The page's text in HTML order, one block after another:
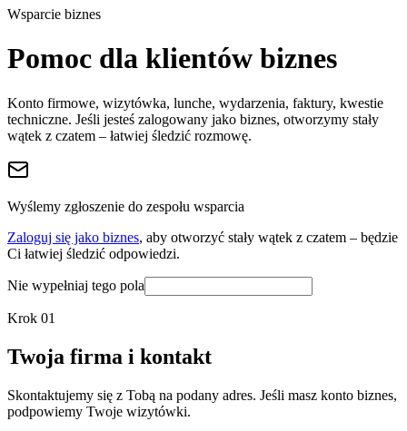
Wsparcie biznes
Pomoc dla klientów biznes
Konto firmowe, wizytówka, lunche, wydarzenia, faktury, kwestie
techniczne. Jeśli jesteś zalogowany jako biznes, otworzymy stały
wątek z czatem – łatwiej śledzić rozmowę.
Wyślemy zgłoszenie do zespołu wsparcia
Zaloguj się jako biznes, aby otworzyć stały wątek z czatem – będzie
Ci łatwiej śledzić odpowiedzi.
Nie wypełniaj tego pola
Krok 01
Twoja firma i kontakt
Skontaktujemy się z Tobą na podany adres. Jeśli masz konto biznes,
podpowiemy Twoje wizytówki.